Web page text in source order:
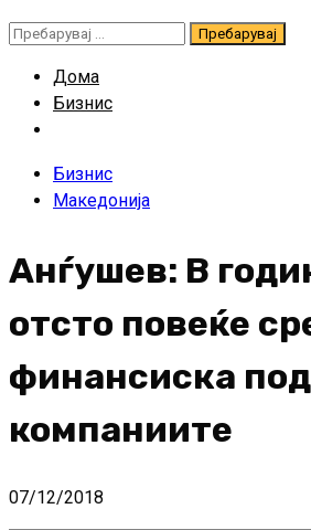
Пребарувај
Дома
Бизнис
Бизнис
Македонија
Анѓушев: В
отсто повеќе
финансиска
компаниите
07/12/2018